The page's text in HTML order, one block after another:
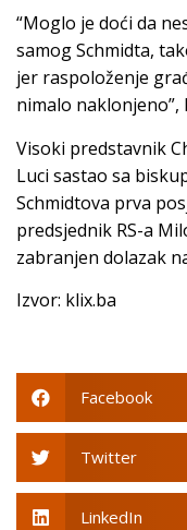
“Moglo je doći da
samog Schmidta,
jer raspoloženje
nimalo
Visoki predstavnik
Luci sastao sa
Schmidtova prva
predsjednik RS-a
zabranjen dolazak
Izvor: klix.ba
Facebook
Twitter
LinkedIn